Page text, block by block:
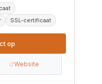
SSL-certificaat
op
Website